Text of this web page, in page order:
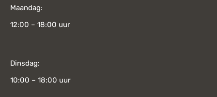
Maandag:
12:00 – 18:00 uur
Dinsdag:
10:00 – 18:00 uur